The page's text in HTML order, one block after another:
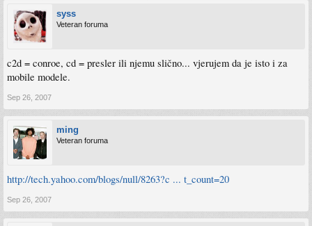
syss
Veteran foruma
c2d = conroe, cd = presler ili njemu slično... vjerujem da je isto i za
mobile modele.
Sep 26, 2007
ming
Veteran foruma
http://tech.yahoo.com/blogs/null/8263?c ... t_count=20
Sep 26, 2007